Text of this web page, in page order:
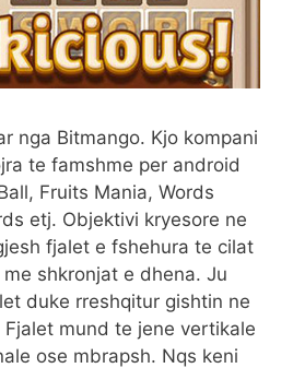
nga Bitmango. Kjo kompani
te famshme per android
Fruits Mania, Words
etj. Objektivi kryesore ne
fjalet e fshehura te cilat
shkronjat e dhena. Ju
duke rreshqitur gishtin ne
mund te jene vertikale
ose mbrapsh. Nqs keni